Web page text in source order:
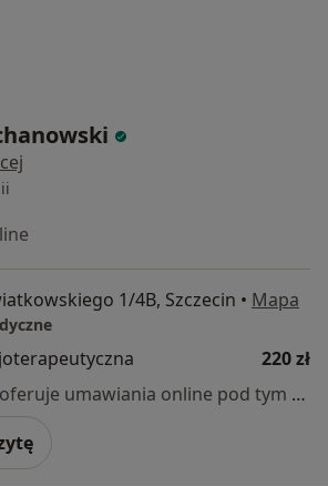
1/4B, Szczecin • Mapa
220 zł
Specjalista nie oferuje umawiania online pod tym adresem.